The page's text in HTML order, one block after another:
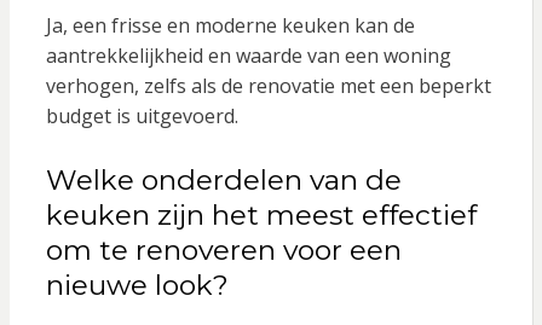
Ja, een frisse en moderne keuken kan de
aantrekkelijkheid en waarde van een woning
verhogen, zelfs als de renovatie met een beperkt
budget is uitgevoerd.
Welke onderdelen van de
keuken zijn het meest effectief
om te renoveren voor een
nieuwe look?